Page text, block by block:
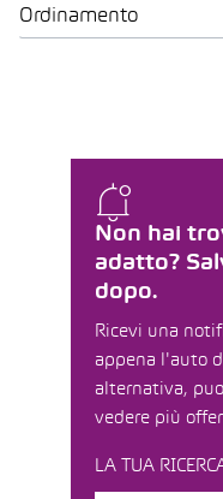
Ordinamento
Non hai
adatto?
dopo.
Ricevi una
appena l'auto
alternativa,
vedere più
LA TUA